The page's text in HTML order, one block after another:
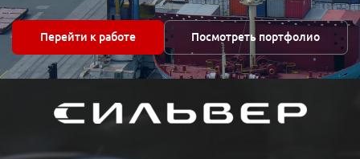
Перейти к работе Посмотреть портфолио